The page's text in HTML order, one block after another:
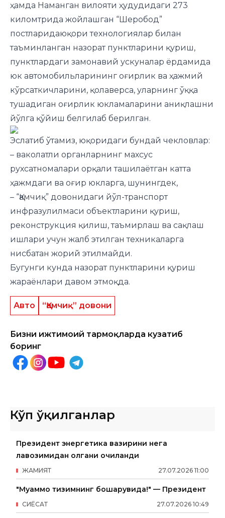
ҳамда Наманган вилояти ҳудудидаги 273
киломтрида жойлашган “Шеробод”
постларидаюқори технологиялар билан
таъминланган назорат пунктларини қуриш,
пунктлардаги замонавий ускуналар ёрдамида
юк автомобильларининг оғирлик ва ҳажмий
кўрсаткичларини, қолаверса, уларнинг ўққа
тушадиган оғирлик юкламаларини аниқлашни
йўлга қўйиш белгилаб берилган.
Эслатиб ўтамиз, юқоридаги бундай чекловлар:
– ваколатли органларнинг махсус
рухсатномалари орқали ташилаётган катта
ҳажмдаги ва оғир юкларга, шунингдек,
– “Қамчиқ” довонидаги йўл-транспорт
инфразулилмаси объектларини қуриш,
реконструкция қилиш, таъмирлаш ва сақлаш
ишлари учун жалб этилган техникаларга
нисбатан жорий этилмайди.
Бугунги кунда назорат пунктларини қуриш
жараёнлари давом этмоқда.
Авто “Қамчиқ” довони
Бизни ижтимоий тармоқларда кузатиб
боринг
Кўп ўқилганлар
Президент энергетика вазирини нега
лавозимидан олгани очиқланди
27.07.2026 11:00
ЖАМИЯТ
"Муаммо тизимнинг бошқарувида!" — Президент
27.07.2026 10:49
СИËСАТ